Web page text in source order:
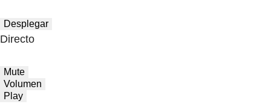
Desplegar
Directo
Mute
Volumen
Play